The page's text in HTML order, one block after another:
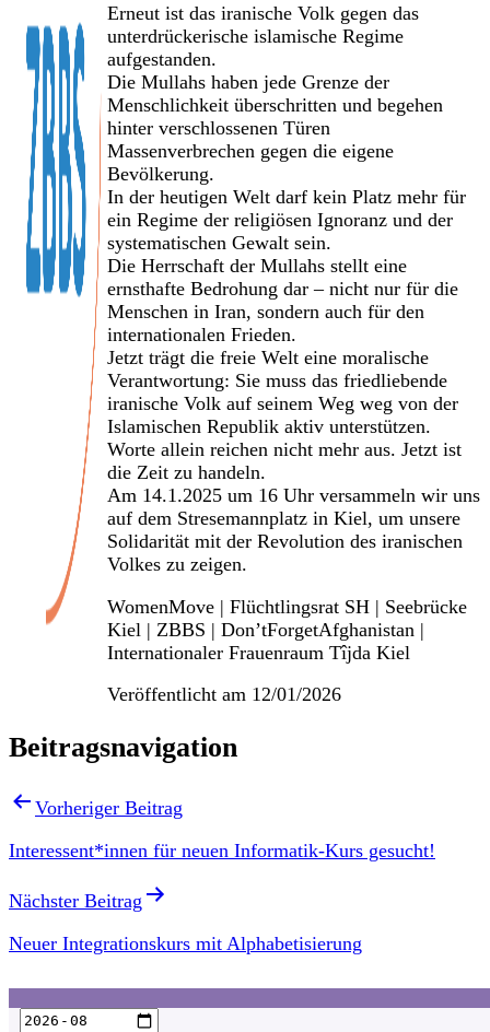
Erneut ist das iranische Volk gegen das
unterdrückerische islamische Regime
aufgestanden.
Die Mullahs haben jede Grenze der
Menschlichkeit überschritten und begehen
hinter verschlossenen Türen
Massenverbrechen gegen die eigene
Bevölkerung.
In der heutigen Welt darf kein Platz mehr für
ein Regime der religiösen Ignoranz und der
systematischen Gewalt sein.
Die Herrschaft der Mullahs stellt eine
ernsthafte Bedrohung dar – nicht nur für die
Menschen in Iran, sondern auch für den
internationalen Frieden.
Jetzt trägt die freie Welt eine moralische
Verantwortung: Sie muss das friedliebende
iranische Volk auf seinem Weg weg von der
Islamischen Republik aktiv unterstützen.
Worte allein reichen nicht mehr aus. Jetzt ist
die Zeit zu handeln.
Am 14.1.2025 um 16 Uhr versammeln wir uns
auf dem Stresemannplatz in Kiel, um unsere
Solidarität mit der Revolution des iranischen
Volkes zu zeigen.
WomenMove | Flüchtlingsrat SH | Seebrücke
Kiel | ZBBS | Don’tForgetAfghanistan |
Internationaler Frauenraum Tîjda Kiel
Veröffentlicht am 12/01/2026
Beitragsnavigation
Vorheriger Beitrag
Interessent*innen für neuen Informatik-Kurs gesucht!
Nächster Beitrag
Neuer Integrationskurs mit Alphabetisierung